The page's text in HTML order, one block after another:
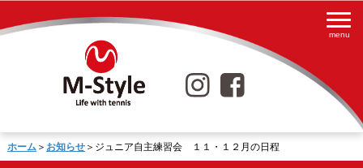
ホーム＞ お知らせ＞ジュニア自主練習会 １１・１２月の日程